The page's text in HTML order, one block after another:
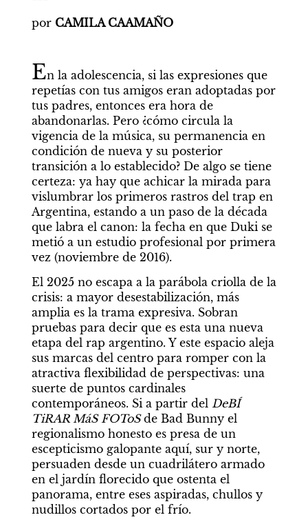
por CAMILA CAAMAÑO
En la adolescencia, si las expresiones que
repetías con tus amigos eran adoptadas por
tus padres, entonces era hora de
abandonarlas. Pero ¿cómo circula la
vigencia de la música, su permanencia en
condición de nueva y su posterior
transición a lo establecido? De algo se tiene
certeza: ya hay que achicar la mirada para
vislumbrar los primeros rastros del trap en
Argentina, estando a un paso de la década
que labra el canon: la fecha en que Duki se
metió a un estudio profesional por primera
vez (noviembre de 2016).
El 2025 no escapa a la parábola criolla de la
crisis: a mayor desestabilización, más
amplia es la trama expresiva. Sobran
pruebas para decir que es esta una nueva
etapa del rap argentino. Y este espacio aleja
sus marcas del centro para romper con la
atractiva flexibilidad de perspectivas: una
suerte de puntos cardinales
contemporáneos. Si a partir del DeBÍ
TiRAR MáS FOToS de Bad Bunny el
regionalismo honesto es presa de un
escepticismo galopante aquí, sur y norte,
persuaden desde un cuadrilátero armado
en el jardín florecido que ostenta el
panorama, entre eses aspiradas, chullos y
nudillos cortados por el frío.